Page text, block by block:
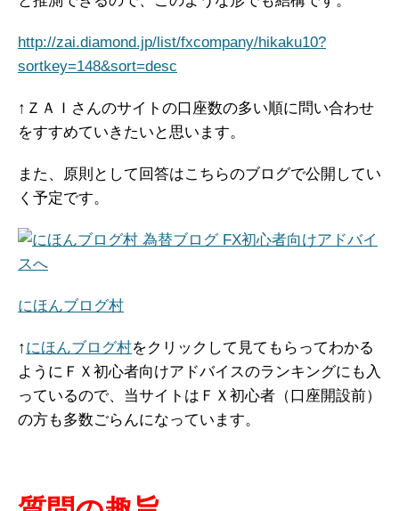
http://zai.diamond.jp/list/fxcompany/hikaku10?
sortkey=148&sort=desc
↑ＺＡＩさんのサイトの口座数の多い順に問い合わせ
をすすめていきたいと思います。
また、原則として回答はこちらのブログで公開してい
く予定です。
にほんブログ村
↑にほんブログ村をクリックして見てもらってわかる
ようにＦＸ初心者向けアドバイスのランキングにも入
っているので、当サイトはＦＸ初心者（口座開設前）
の方も多数ごらんになっています。